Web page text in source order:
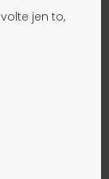
jen to,